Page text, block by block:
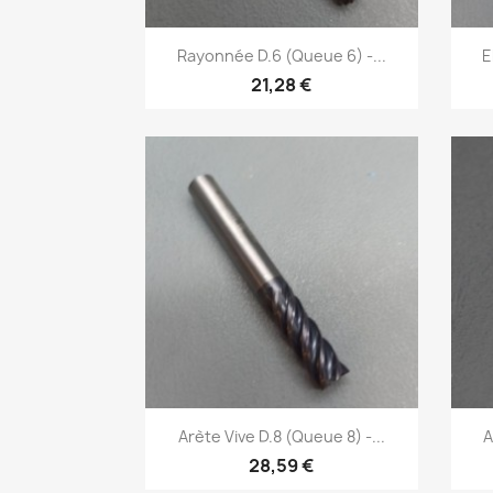
Aperçu rapide
Rayonnée D.6 (Queue 6) -...
21,28 €
Aperçu rapide
Arète Vive D.8 (Queue 8) -...
28,59 €